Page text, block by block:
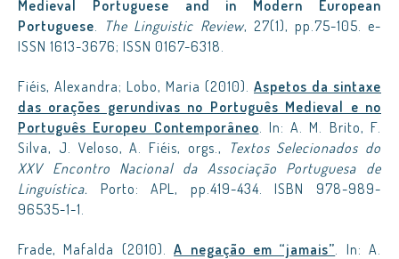
Medieval Portuguese and in Modern European
Portuguese. The Linguistic Review, 27(1), pp.75-105. e-
ISSN 1613-3676; ISSN 0167-6318.
Fiéis, Alexandra; Lobo, Maria (2010). Aspetos da sintaxe
das orações gerundivas no Português Medieval e no
Português Europeu Contemporâneo. In: A. M. Brito, F.
Silva, J. Veloso, A. Fiéis, orgs.,
Textos Selecionados do
XXV Encontro Nacional da Associação Portuguesa de
Linguística. Porto: APL, pp.419-434. ISBN 978-989-
96535-1-1.
Frade, Mafalda (2010).A negação em “jamais”. In: A.